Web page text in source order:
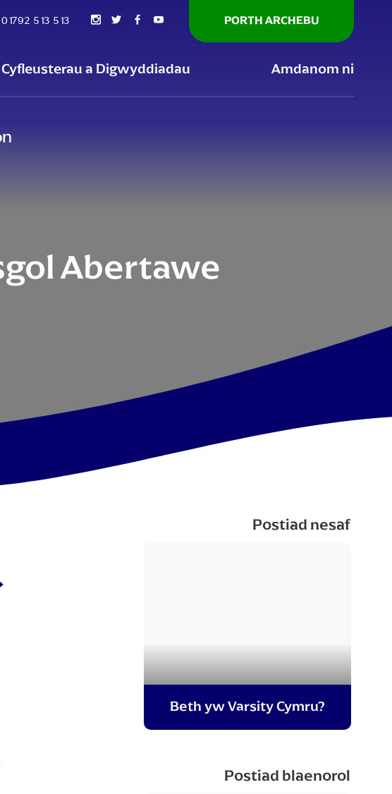
Abertawe
01792 513 513 PORTH ARCHEBU
Cyfleusterau a Digwyddiadau Amdanom ni
Postiad nesaf
Beth yw Varsity Cymru?
Postiad blaenorol